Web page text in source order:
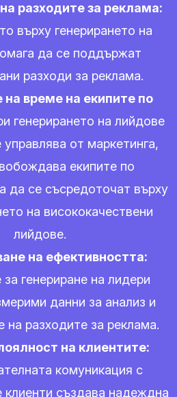
разходите за реклама:
върху генерирането на
да се поддържат
разходи за реклама.
на време на екипите по
генерирането на лийдове
от маркетинга,
екипите по
да се съсредоточат върху
на висококачествени
лийдове.
на ефективността:
генериране на лидери
данни за анализ и
на разходите за реклама.
на клиентите:
комуникация с
клиенти създава надеждна